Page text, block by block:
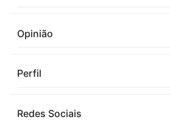
Opinião
Perfil
Redes Sociais